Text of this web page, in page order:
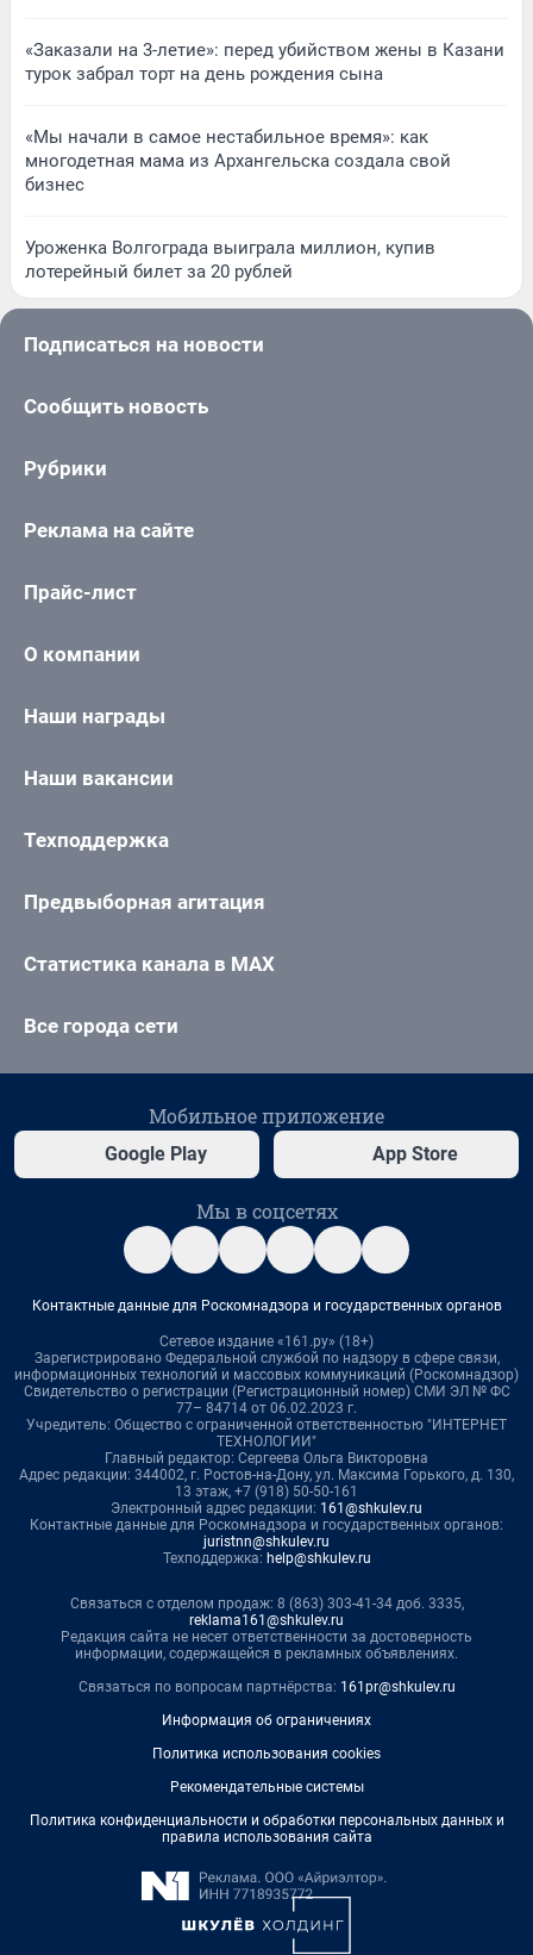
«Заказали на 3-летие»: перед убийством жены в Казани
турок забрал торт на день рождения сына
«Мы начали в самое нестабильное время»: как
многодетная мама из Архангельска создала свой
бизнес
Уроженка Волгограда выиграла миллион, купив
лотерейный билет за 20 рублей
Подписаться на новости
Сообщить новость
Рубрики
Реклама на сайте
Прайс-лист
О компании
Наши награды
Наши вакансии
Техподдержка
Предвыборная агитация
Статистика канала в MAX
Все города сети
Мобильное приложение
Google Play App Store
Мы в соцсетях
Контактные данные для Роскомнадзора и государственных органов
Сетевое издание «161.ру» (18+)
Зарегистрировано Федеральной службой по надзору в сфере связи,
информационных технологий и массовых коммуникаций (Роскомнадзор)
Свидетельство о регистрации (Регистрационный номер) СМИ ЭЛ № ФС
77– 84714 от 06.02.2023 г.
Учредитель: Общество с ограниченной ответственностью "ИНТЕРНЕТ
ТЕХНОЛОГИИ"
Главный редактор: Сергеева Ольга Викторовна
Адрес редакции: 344002, г. Ростов-на-Дону, ул. Максима Горького, д. 130,
13 этаж, +7 (918) 50-50-161
Электронный адрес редакции: 161@shkulev.ru
Контактные данные для Роскомнадзора и государственных органов:
juristnn@shkulev.ru
Техподдержка: help@shkulev.ru
Связаться с отделом продаж: 8 (863) 303-41-34 доб. 3335,
reklama161@shkulev.ru
Редакция сайта не несет ответственности за достоверность
информации, содержащейся в рекламных объявлениях.
Связаться по вопросам партнёрства: 161pr@shkulev.ru
Информация об ограничениях
Политика использования cookies
Рекомендательные системы
Политика конфиденциальности и обработки персональных данных и
правила использования сайта